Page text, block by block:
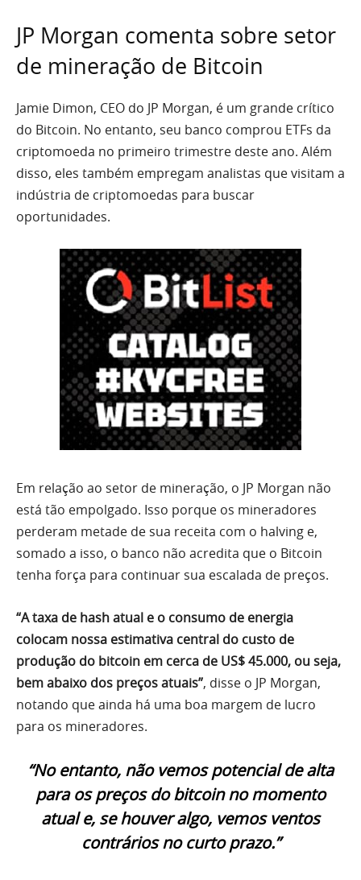
JP Morgan comenta sobre setor
de mineração de Bitcoin
Jamie Dimon, CEO do JP Morgan, é um grande crítico
do Bitcoin. No entanto, seu banco comprou ETFs da
criptomoeda no primeiro trimestre deste ano. Além
disso, eles também empregam analistas que visitam a
indústria de criptomoedas para buscar
oportunidades.
Em relação ao setor de mineração, o JP Morgan não
está tão empolgado. Isso porque os mineradores
perderam metade de sua receita com o halving e,
somado a isso, o banco não acredita que o Bitcoin
tenha força para continuar sua escalada de preços.
“A taxa de hash atual e o consumo de energia
colocam nossa estimativa central do custo de
produção do bitcoin em cerca de US$ 45.000, ou seja,
bem abaixo dos preços atuais”, disse o JP Morgan,
notando que ainda há uma boa margem de lucro
para os mineradores.
“No entanto, não vemos potencial de alta
para os preços do bitcoin no momento
atual e, se houver algo, vemos ventos
contrários no curto prazo.”